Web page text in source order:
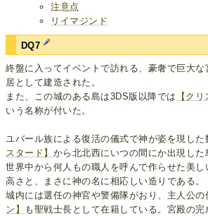
注意点
リイマジンド
DQ7
終盤に入ってイベントで訪れる、豪奢で巨大
居として建造された。
また、この城のある島は3DS版以降では
【ク
いう名称が付いた。
ユバール族による復活の儀式で神が姿を現した
スタード】 から北北西にいつの間にか出現した
世界中から何人もの職人を呼んで作らせた美し
高さと、まさに神の名に相応しい造りである。
城内には選任の神官や警備隊がおり、主人公の
ン】
も聖戦士長として在籍している。宮殿の